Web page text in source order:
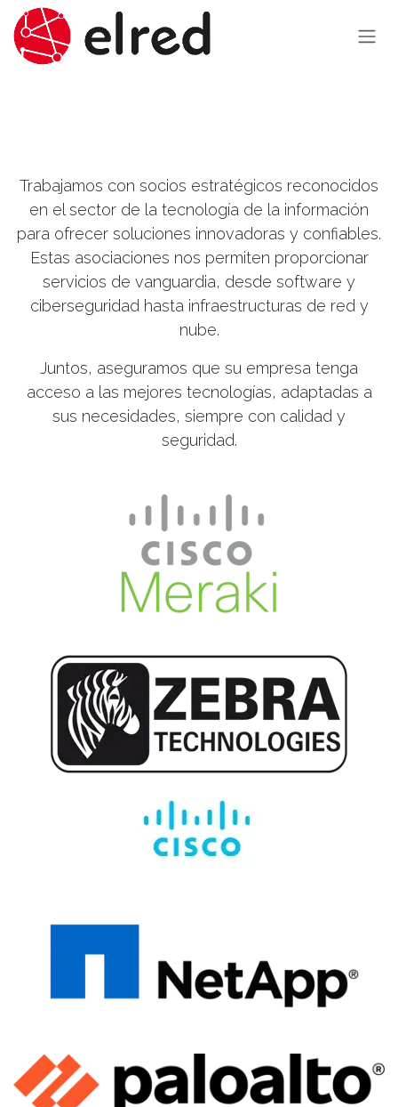
Ir al contenido
Trabajamos con socios estratégicos reconocidos
en el sector de la tecnología de la información
para ofrecer soluciones innovadoras y confiables.
Estas asociaciones nos permiten proporcionar
servicios de vanguardia, desde software y
ciberseguridad hasta infraestructuras de red y
nube.
Juntos, aseguramos que su empresa tenga
acceso a las mejores tecnologías, adaptadas a
sus necesidades, siempre con calidad y
seguridad.